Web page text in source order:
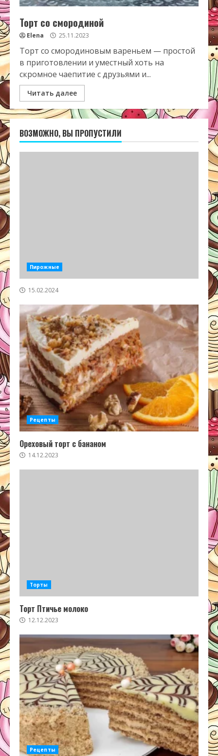
Торт со смородиной
Elena 25.11.2023
Торт со смородиновым вареньем — простой
в приготовлении и уместный хоть на
скромное чаепитие с друзьями и...
Читать далее
ВОЗМОЖНО, ВЫ ПРОПУСТИЛИ
Пирожные
15.02.2024
Рецепты
Ореховый торт с бананом
14.12.2023
Торты
Торт Птичье молоко
12.12.2023
Рецепты